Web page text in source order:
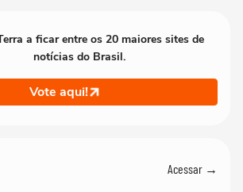
a ficar entre os 20 maiores sites de
notícias do Brasil.
Vote aqui!
Acessar →